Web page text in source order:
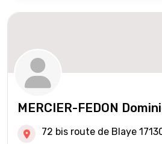
MERCIER-FEDON
72 bis route de Blaye